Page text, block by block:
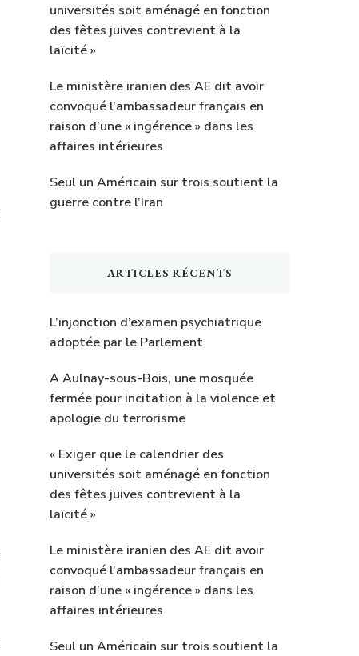
universités soit aménagé en fonction
des fêtes juives contrevient à la
laïcité »
Le ministère iranien des AE dit avoir
convoqué l’ambassadeur français en
raison d’une « ingérence » dans les
affaires intérieures
Seul un Américain sur trois soutient la
guerre contre l’Iran
ARTICLES RÉCENTS
L’injonction d’examen psychiatrique
adoptée par le Parlement
A Aulnay-sous-Bois, une mosquée
fermée pour incitation à la violence et
apologie du terrorisme
« Exiger que le calendrier des
universités soit aménagé en fonction
des fêtes juives contrevient à la
laïcité »
Le ministère iranien des AE dit avoir
convoqué l’ambassadeur français en
raison d’une « ingérence » dans les
affaires intérieures
Seul un Américain sur trois soutient la